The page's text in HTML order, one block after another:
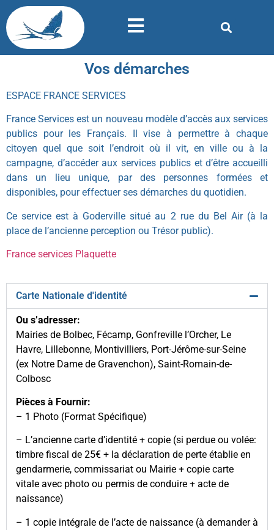
Vos démarches
ESPACE FRANCE SERVICES
France Services est un nouveau modèle d’accès aux services
publics pour les Français. Il vise à permettre à chaque
citoyen quel que soit l’endroit où il vit, en ville ou à la
campagne, d’accéder aux services publics et d’être accueilli
dans un lieu unique, par des personnes formées et
disponibles, pour effectuer ses démarches du quotidien.
Ce service est à Goderville situé au 2 rue du Bel Air (à la
place de l’ancienne perception ou Trésor public).
France services Plaquette
Carte Nationale d'identité
Ou s’adresser:
Mairies de Bolbec, Fécamp, Gonfreville l’Orcher, Le
Havre, Lillebonne, Montivilliers, Port-Jérôme-sur-Seine
(ex Notre Dame de Gravenchon), Saint-Romain-de-
Colbosc
Pièces à Fournir:
– 1 Photo (Format Spécifique)
– L’ancienne carte d’identité + copie (si perdue ou volée:
timbre fiscal de 25€ + la déclaration de perte établie en
gendarmerie, commissariat ou Mairie + copie carte
vitale avec photo ou permis de conduire + acte de
naissance)
– 1 copie intégrale de l’acte de naissance (à demander à